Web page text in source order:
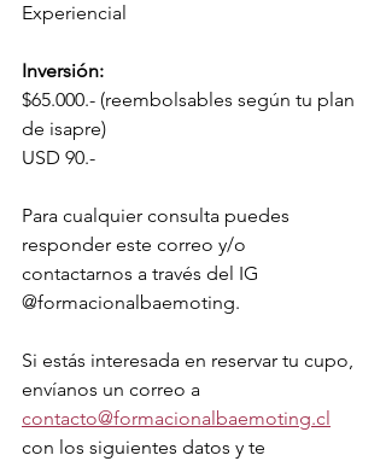
Experiencial
Inversión:
$65.000.- (reembolsables según tu plan
de isapre)
USD 90.-
Para cualquier consulta puedes
responder este correo y/o
contactarnos a través del IG
@formacionalbaemoting.
Si estás interesada en reservar tu cupo,
envíanos un correo a
contacto@formacionalbaemoting.cl
con los siguientes datos y te